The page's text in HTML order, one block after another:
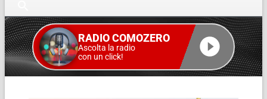
RADIO COMOZERO
Ascolta la radio
con un click!